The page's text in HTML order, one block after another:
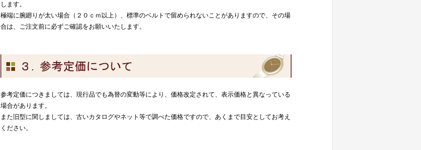
します。
極端に腕廻りが太い場合（２０ｃｍ以上）、標準のベルトで留められないことがありますので、その場
合は、ご注文前に必ずご確認をお願いいたします。
参考定価につきましては、現行品でも為替の変動等により、価格改定されて、表示価格と異なっている
場合があります。
また旧型に関しましては、古いカタログやネット等で調べた価格ですので、あくまで目安としてお考え
ください。